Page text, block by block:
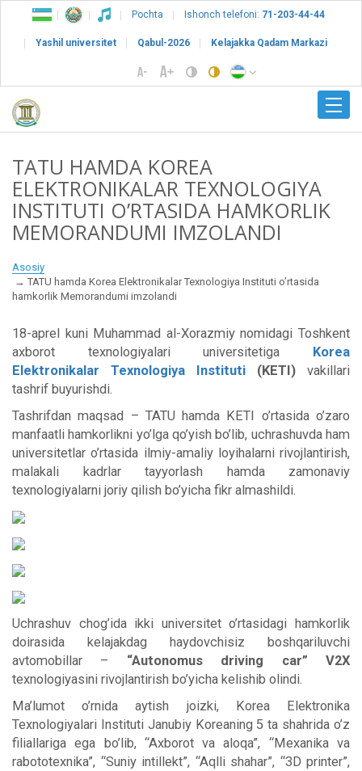
Pochta Ishonch telefoni: 71-203-44-44
Yashil universitet Qabul-2026 Kelajakka Qadam Markazi
TATU HAMDA KOREA
ELEKTRONIKALAR TEXNOLOGIYA
INSTITUTI O’RTASIDA HAMKORLIK
MEMORANDUMI IMZOLANDI
Asosiy
TATU hamda Korea Elektronikalar Texnologiya Instituti o’rtasida
hamkorlik Memorandumi imzolandi
18-aprel kuni Muhammad al-Xorazmiy nomidagi Toshkent
axborot texnologiyalari universitetiga Korea
Elektronikalar Texnologiya Instituti (KETI) vakillari
tashrif buyurishdi.
Tashrifdan maqsad – TATU hamda KETI o’rtasida o’zaro
manfaatli hamkorlikni yo’lga qo’yish bo’lib, uchrashuvda ham
universitetlar o’rtasida ilmiy-amaliy loyihalarni rivojlantirish,
malakali kadrlar tayyorlash hamda zamonaviy
texnologiyalarni joriy qilish bo’yicha fikr almashildi.
Uchrashuv chog’ida ikki universitet o’rtasidagi hamkorlik
doirasida kelajakdag haydovchisiz boshqariluvchi
avtomobillar – “Autonomus driving car” V2X
texnologiyasini rivojlantirish bo’yicha kelishib olindi.
Ma’lumot o’rnida aytish joizki, Korea Elektronika
Texnologiyalari Instituti Janubiy Koreaning 5 ta shahrida o’z
filiallariga ega bo’lib, “Axborot va aloqa”, “Mexanika va
rabototexnika”, “Suniy intillekt”, “Aqlli shahar”, “3D printer”,